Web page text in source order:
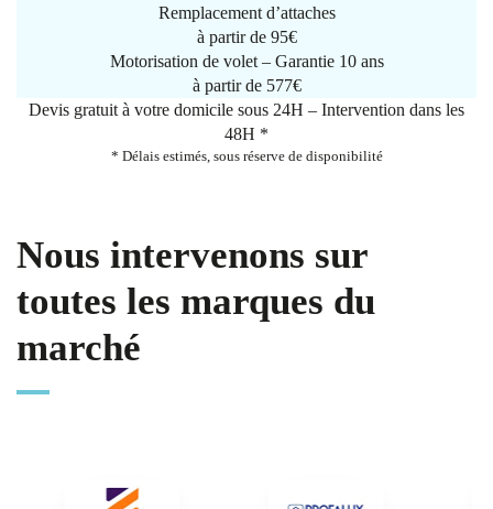
Remplacement d’attaches
à partir de 95€
Motorisation de volet – Garantie 10 ans
à partir de 577€
Devis gratuit à votre domicile sous 24H – Intervention dans les
48H *
* Délais estimés, sous réserve de disponibilité
Nous intervenons sur
toutes les marques du
marché